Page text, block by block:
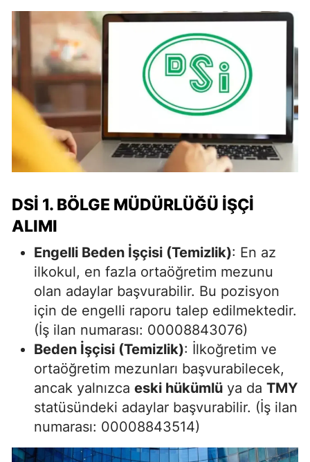
DSİ 1. BÖLGE MÜDÜRLÜĞÜ İŞÇI
ALIMI
Engelli Beden İşçisi (Temizlik): En az
ilkokul, en fazla ortaöğretim mezunu
olan adaylar başvurabilir. Bu pozisyon
için de engelli raporu talep edilmektedir.
(İş ilan numarası: 00008843076)
Beden İşçisi (Temizlik): İlkoğretim ve
ortaöğretim mezunları başvurabilecek,
ancak yalnızca eski hükümlü ya da TMY
statüsündeki adaylar başvurabilir. (İş ilan
numarası: 00008843514)